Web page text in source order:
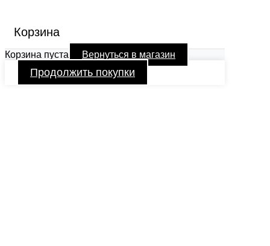
Корзина
Корзина пуста Вернуться в магазин
Продолжить покупки